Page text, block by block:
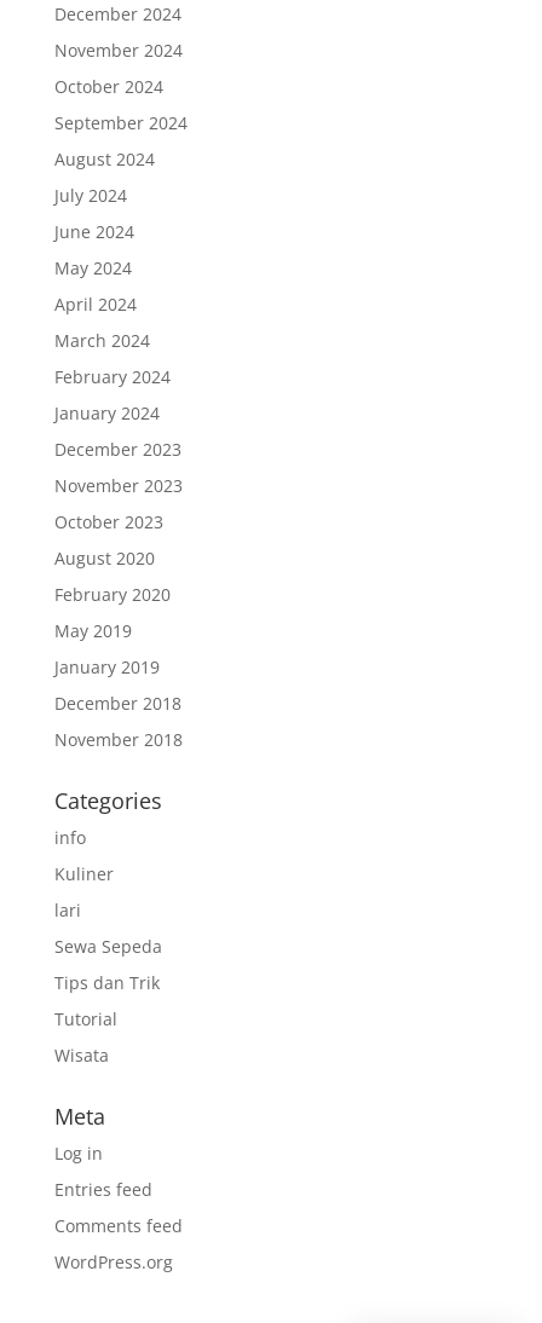
December 2024
November 2024
October 2024
September 2024
August 2024
July 2024
June 2024
May 2024
April 2024
March 2024
February 2024
January 2024
December 2023
November 2023
October 2023
August 2020
February 2020
May 2019
January 2019
December 2018
November 2018
Categories
info
Kuliner
lari
Sewa Sepeda
Tips dan Trik
Tutorial
Wisata
Meta
Log in
Entries feed
Comments feed
WordPress.org